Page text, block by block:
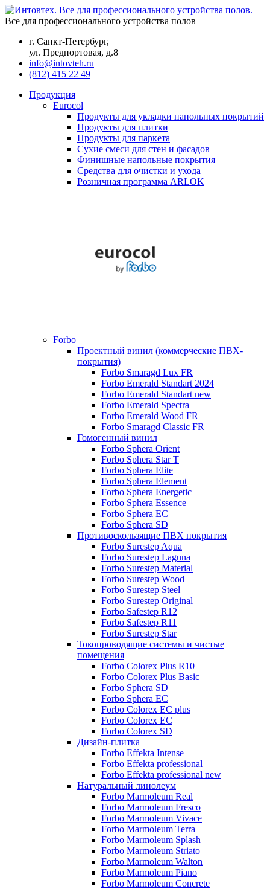
Все для профессионального устройства полов
г. Санкт-Петербург,
ул. Предпортовая, д.8
info@intovteh.ru
(812) 415 22 49
Продукция
Eurocol
Продукты для укладки напольных покрытий
Продукты для плитки
Продукты для паркета
Сухие смеси для стен и фасадов
Финишные напольные покрытия
Средства для очистки и ухода
Розничная программа ARLOK
Forbo
Проектный винил (коммерческие ПВХ-
покрытия)
Forbo Smaragd Lux FR
Forbo Emerald Standart 2024
Forbo Emerald Standart new
Forbo Emerald Spectra
Forbo Emerald Wood FR
Forbo Smaragd Classic FR
Гомогенный винил
Forbo Sphera Orient
Forbo Sphera Star T
Forbo Sphera Elite
Forbo Sphera Element
Forbo Sphera Energetic
Forbo Sphera Essence
Forbo Sphera EC
Forbo Sphera SD
Противоскользящие ПВХ покрытия
Forbo Surestep Aqua
Forbo Surestep Laguna
Forbo Surestep Material
Forbo Surestep Wood
Forbo Surestep Steel
Forbo Surestep Original
Forbo Safestep R12
Forbo Safestep R11
Forbo Surestep Star
Токопроводящие системы и чистые
помещения
Forbo Colorex Plus R10
Forbo Colorex Plus Basic
Forbo Sphera SD
Forbo Sphera EC
Forbo Colorex EC plus
Forbo Colorex EC
Forbo Colorex SD
Дизайн-плитка
Forbo Effekta Intense
Forbo Effekta professional
Forbo Effekta professional new
Натуральный линолеум
Forbo Marmoleum Real
Forbo Marmoleum Fresco
Forbo Marmoleum Vivace
Forbo Marmoleum Terra
Forbo Marmoleum Splash
Forbo Marmoleum Striato
Forbo Marmoleum Walton
Forbo Marmoleum Piano
Forbo Marmoleum Concrete